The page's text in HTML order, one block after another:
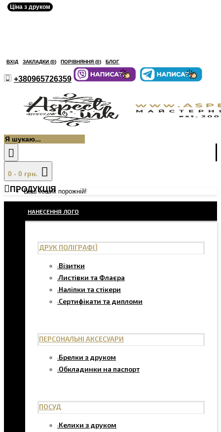
ВХІД ЗАКЛАДКИ (0) ПОРІВНЯННЯ (0) БЛОГ
+380965726359
0 - 0 грн.
Ваш кошик порожній!
ПРОДУКЦІЯ
НАНЕСЕННЯ ЛОГО
ДРУК ПОЛІГРАФІЇ
Візитки
Листівки та Флаєра
Наліпки та стікери
Сертифікати та дипломи
ПЕРСОНАЛЬНІ АКСЕСУАРИ
Брелки з друком
Обкладинки на паспорт
ПОСУД
Келихи з друком
Ціна з друком